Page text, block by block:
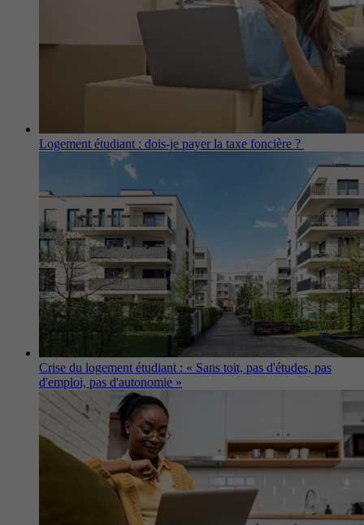
Logement étudiant : dois-je payer la taxe foncière ?
Crise du logement étudiant : « Sans toit, pas d'études, pas
d'emploi, pas d'autonomie »